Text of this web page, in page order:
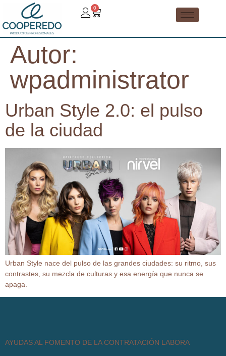
0
Autor:
wpadministrator
Urban Style 2.0: el pulso
de la ciudad
Urban Style nace del pulso de las grandes ciudades: su ritmo, sus
contrastes, su mezcla de culturas y esa energía que nunca se
apaga.
AYUDAS AL FOMENTO DE LA CONTRATACIÓN LABORA